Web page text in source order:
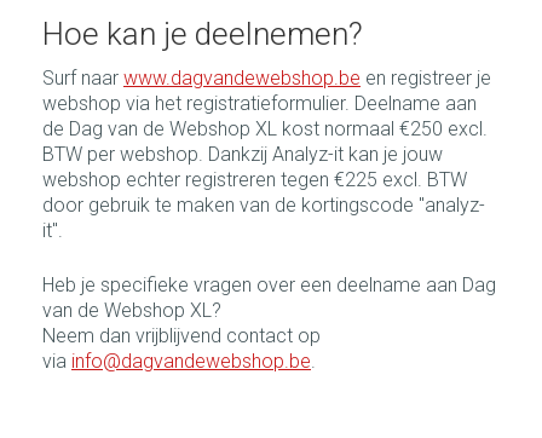
Hoe kan je deelnemen?
Surf naar www.dagvandewebshop.be en registreer je
webshop via het registratieformulier. Deelname aan
de Dag van de Webshop XL kost normaal €250 excl.
BTW per webshop. Dankzij Analyz-it kan je jouw
webshop echter registreren tegen €225 excl. BTW
door gebruik te maken van de kortingscode "analyz-
it".
Heb je specifieke vragen over een deelname aan Dag
van de Webshop XL?
Neem dan vrijblijvend contact op
via info@dagvandewebshop.be.